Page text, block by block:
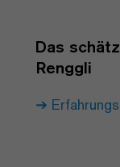
Das
Renggli